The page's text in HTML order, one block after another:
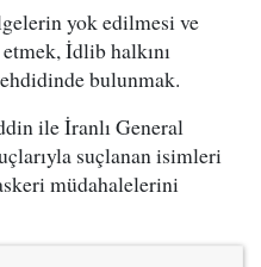
yok edilmesi ve
İdlib halkını
bulunmak.
ile İranlı General
suçlanan isimleri
müdahalelerini